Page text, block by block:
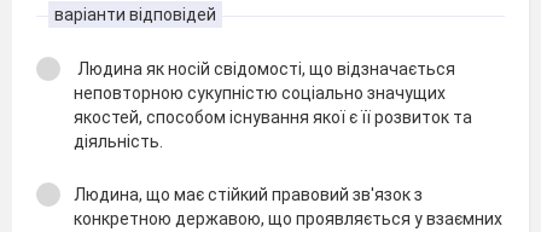
варіанти відповідей
Людина як носій свідомості, що відзначається
неповторною сукупністю соціально значущих
якостей, способом існування якої є її розвиток та
діяльність.
Людина, що має стійкий правовий зв'язок з
конкретною державою, що проявляється у взаємних